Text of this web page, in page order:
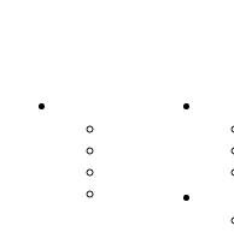
Mastodon